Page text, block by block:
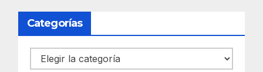
Categorías
Categorías